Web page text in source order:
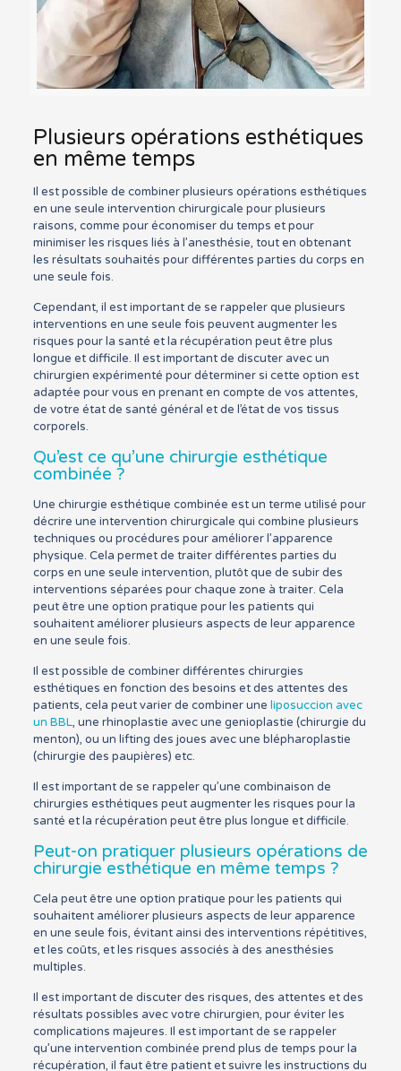
Plusieurs opérations esthétiques
en même temps
Il est possible de combiner plusieurs opérations esthétiques
en une seule intervention chirurgicale pour plusieurs
raisons, comme pour économiser du temps et pour
minimiser les risques liés à l’anesthésie, tout en obtenant
les résultats souhaités pour différentes parties du corps en
une seule fois.
Cependant, il est important de se rappeler que plusieurs
interventions en une seule fois peuvent augmenter les
risques pour la santé et la récupération peut être plus
longue et difficile. Il est important de discuter avec un
chirurgien expérimenté pour déterminer si cette option est
adaptée pour vous en prenant en compte de vos attentes,
de votre état de santé général et de l’état de vos tissus
corporels.
Qu’est ce qu’une chirurgie esthétique
combinée ?
Une chirurgie esthétique combinée est un terme utilisé pour
décrire une intervention chirurgicale qui combine plusieurs
techniques ou procédures pour améliorer l’apparence
physique. Cela permet de traiter différentes parties du
corps en une seule intervention, plutôt que de subir des
interventions séparées pour chaque zone à traiter. Cela
peut être une option pratique pour les patients qui
souhaitent améliorer plusieurs aspects de leur apparence
en une seule fois.
Il est possible de combiner différentes chirurgies
esthétiques en fonction des besoins et des attentes des
patients, cela peut varier de combiner une liposuccion avec
un BBL, une rhinoplastie avec une genioplastie (chirurgie du
menton), ou un lifting des joues avec une blépharoplastie
(chirurgie des paupières) etc.
Il est important de se rappeler qu’une combinaison de
chirurgies esthétiques peut augmenter les risques pour la
santé et la récupération peut être plus longue et difficile.
Peut-on pratiquer plusieurs opérations de
chirurgie esthétique en même temps ?
Cela peut être une option pratique pour les patients qui
souhaitent améliorer plusieurs aspects de leur apparence
en une seule fois, évitant ainsi des interventions répétitives,
et les coûts, et les risques associés à des anesthésies
multiples.
Il est important de discuter des risques, des attentes et des
résultats possibles avec votre chirurgien, pour éviter les
complications majeures. Il est important de se rappeler
qu’une intervention combinée prend plus de temps pour la
récupération, il faut être patient et suivre les instructions du